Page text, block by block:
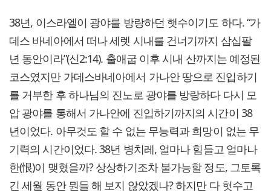
38년, 이스라엘이 광야를 방랑하던 햇수이기도 하다. “가
데스 바네아에서 떠나 세렛 시내를 건너기까지 삼십팔
년 동안이라”(신2:14). 출애굽 이후 시내 산까지는 예정된
코스였지만 가데스바네아에서 가나안 땅으로 진입하기
를 거부한 후 하나님의 진노로 광야를 방랑하다 다시 모
압 광야를 통해서 가나안에 진입하기까지의 시간이 38
년이었다. 아무것도 할 수 없는 무능력과 희망이 없는 무
기력의 시간이었다. 38년 병치레, 얼마나 힘들고 얼마나
한(恨)이 맺혔을까? 상상하기조차 불가능할 정도, 그토록
긴 세월 동안 뭔들 해 보지 않았겠나? 하지만 다 헛수고